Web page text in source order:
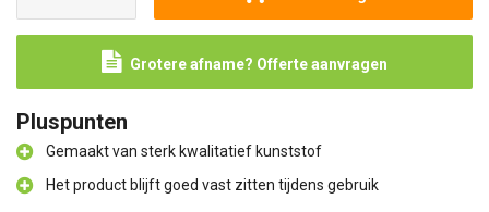
Grotere afname? Offerte aanvragen
Pluspunten
Gemaakt van sterk kwalitatief kunststof
Het product blijft goed vast zitten tijdens gebruik